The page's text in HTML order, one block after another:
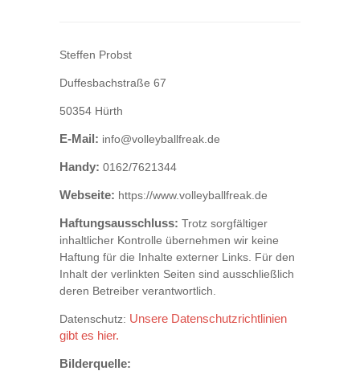
Steffen Probst
Duffesbachstraße 67
50354 Hürth
E-Mail: info@volleyballfreak.de
Handy: 0162/7621344
Webseite: https://www.volleyballfreak.de
Haftungsausschluss: Trotz sorgfältiger
inhaltlicher Kontrolle übernehmen wir keine
Haftung für die Inhalte externer Links. Für den
Inhalt der verlinkten Seiten sind ausschließlich
deren Betreiber verantwortlich.
Datenschutz: Unsere Datenschutzrichtlinien
gibt es hier.
Bilderquelle: